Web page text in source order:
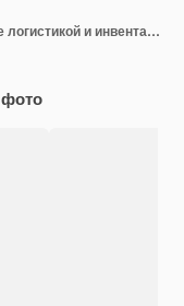
Складские работники, управляющие логистикой и инвентаризацией с помощью ручного паллетного грузовика
фото